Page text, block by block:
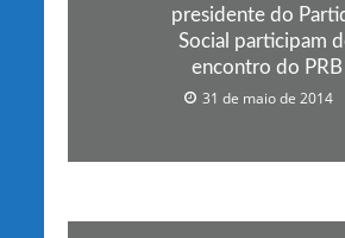
presidente do
Social participam
encontro do PRB
31 de maio de 2014